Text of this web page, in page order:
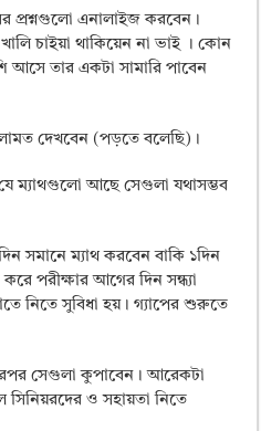
প্রশ্নগুলো এনালাইজ করবেন।
চাইয়া থাকিয়েন না ভাই । কোন
আসে তার একটা সামারি পাবেন
দেখবেন (পড়তে বলেছি)।
ম্যাথগুলো আছে সেগুলা যথাসম্ভব
সমানে ম্যাথ করবেন বাকি ১দিন
পরীক্ষার আগের দিন সন্ধ্যা
নিতে সুবিধা হয়। গ্যাপের শুরুতে
সেগুলা কুপাবেন। আরেকটা
ও সহায়তা নিতে